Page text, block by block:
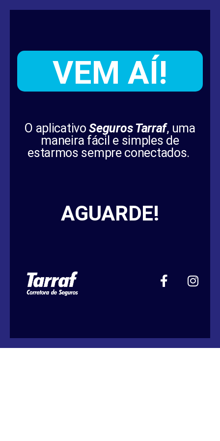
VEM AÍ!
O aplicativoSeguros Tarraf, uma
maneira fácil e simples de
estarmos sempre conectados.
AGUARDE!